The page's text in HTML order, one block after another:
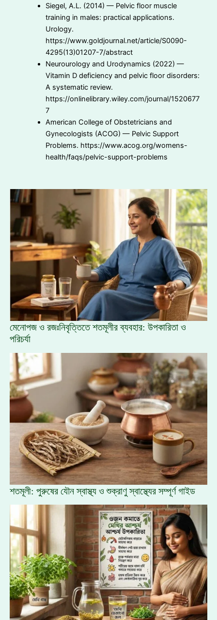
Siegel, A.L. (2014) — Pelvic floor muscle
training in males: practical applications.
Urology.
https://www.goldjournal.net/article/S0090-
4295(13)01207-7/abstract
Neurourology and Urodynamics (2022) —
Vitamin D deficiency and pelvic floor disorders:
A systematic review.
https://onlinelibrary.wiley.com/journal/1520677
7
American College of Obstetricians and
Gynecologists (ACOG) — Pelvic Support
Problems. https://www.acog.org/womens-
health/faqs/pelvic-support-problems
মেনোপজ ও রজঃনিবৃত্তিতে শতমূলীর ব্যবহার: উপকারিতা ও
পরিচর্যা
শতমূলী: পুরুষের যৌন স্বাস্থ্য ও শুক্রাণু স্বাস্থ্যের সম্পূর্ণ গাইড